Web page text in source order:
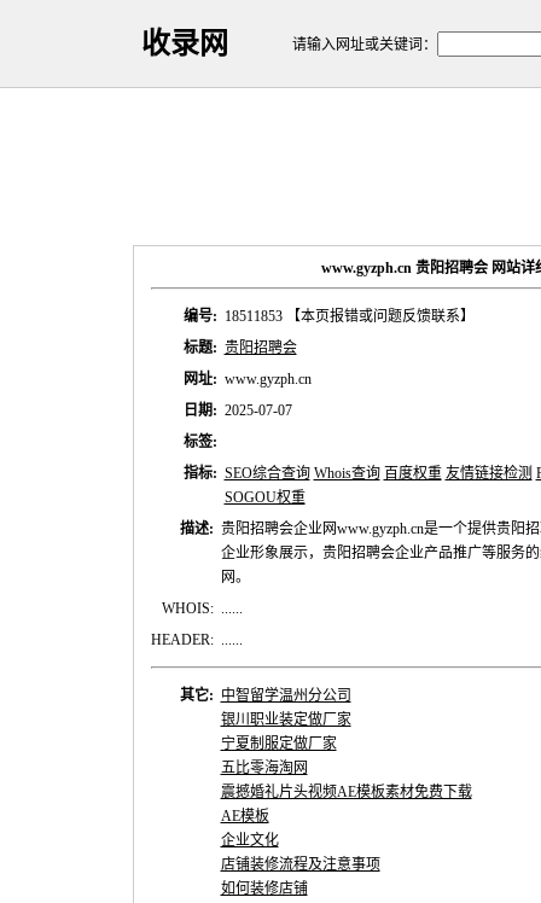
收录网 请输入网址或关键词：
www.gyzph.cn 贵阳招聘会 网站详
编号: 18511853
【本页报错或问题反馈联系】
标题: 贵阳招聘会
网址: www.gyzph.cn
日期: 2025-07-07
标签:
指标: SEO综合查询 Whois查询 百度权重 友情链接检测
SOGOU权重
描述: 贵阳招聘会企业网www.gyzph.cn是一个提供贵阳
企业形象展示，贵阳招聘会企业产品推广等服务
网。
WHOIS: ......
HEADER: ......
其它: 中智留学温州分公司
银川职业装定做厂家
宁夏制服定做厂家
五比零海淘网
震撼婚礼片头视频AE模板素材免费下载
AE模板
企业文化
店铺装修流程及注意事项
如何装修店铺